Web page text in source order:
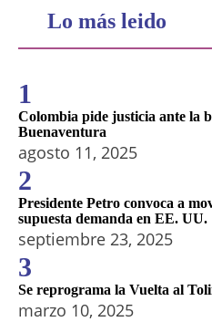
Lo más leido
1
Colombia pide justicia ante la
Buenaventura
agosto 11, 2025
2
Presidente Petro convoca a
supuesta demanda en EE. UU.
septiembre 23, 2025
3
Se reprograma la Vuelta al
marzo 10, 2025